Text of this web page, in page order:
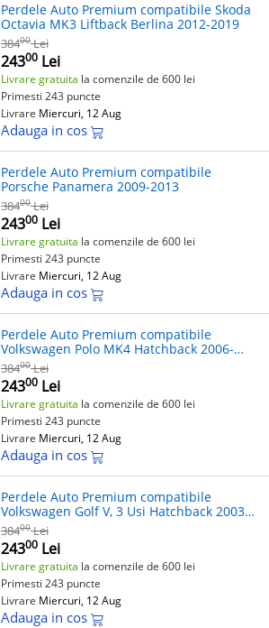
Perdele Auto Premium compatibile Skoda
Octavia MK3 Liftback Berlina 2012-2019
38400 Lei
24300 Lei
Livrare gratuita la comenzile de 600 lei
Primesti 243 puncte
Livrare Miercuri, 12 Aug
Adauga in cos
Perdele Auto Premium compatibile
Porsche Panamera 2009-2013
38400 Lei
24300 Lei
Livrare gratuita la comenzile de 600 lei
Primesti 243 puncte
Livrare Miercuri, 12 Aug
Adauga in cos
Perdele Auto Premium compatibile
Volkswagen Polo MK4 Hatchback 2006-
2010
38400 Lei
24300 Lei
Livrare gratuita la comenzile de 600 lei
Primesti 243 puncte
Livrare Miercuri, 12 Aug
Adauga in cos
Perdele Auto Premium compatibile
Volkswagen Golf V, 3 Usi Hatchback 2003-
2009
38400 Lei
24300 Lei
Livrare gratuita la comenzile de 600 lei
Primesti 243 puncte
Livrare Miercuri, 12 Aug
Adauga in cos